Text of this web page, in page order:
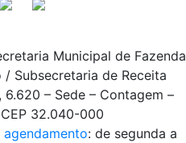
Municipal de Fazenda
Subsecretaria de Receita
– Sede – Contagem –
32.040-000
agendamento: de segunda a